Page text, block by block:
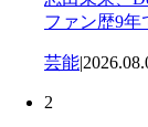
ファン歴9
芸能|
2